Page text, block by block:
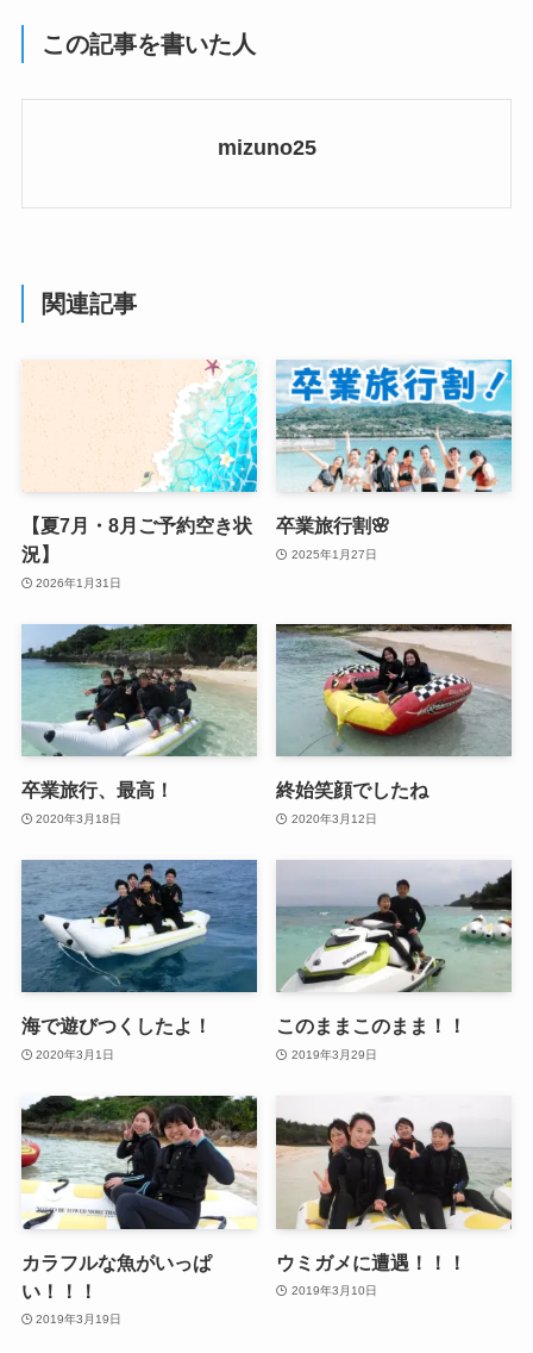
この記事を書いた人
mizuno25
関連記事
【夏7月・8月ご予約空き状
況】
2026年1月31日
卒業旅行割🌸
2025年1月27日
卒業旅行、最高！
2020年3月18日
終始笑顔でしたね
2020年3月12日
海で遊びつくしたよ！
2020年3月1日
このままこのまま！！
2019年3月29日
カラフルな魚がいっぱ
い！！！
2019年3月19日
ウミガメに遭遇！！！
2019年3月10日